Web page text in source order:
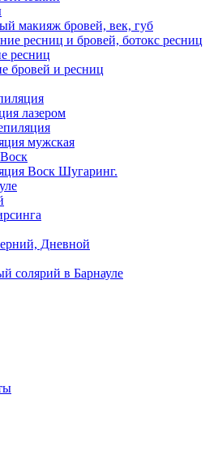
макияж бровей, век, губ
ресниц и бровей, бoтoкс ресниц
ресниц
бровей и ресниц
лазером
мужская
Воск Шугаринг.
Дневной
солярий в Барнауле